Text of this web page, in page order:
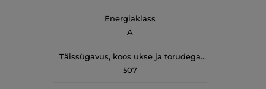
Energiaklass
A
Täissügavus, koos ukse ja torudega
(mm)
507